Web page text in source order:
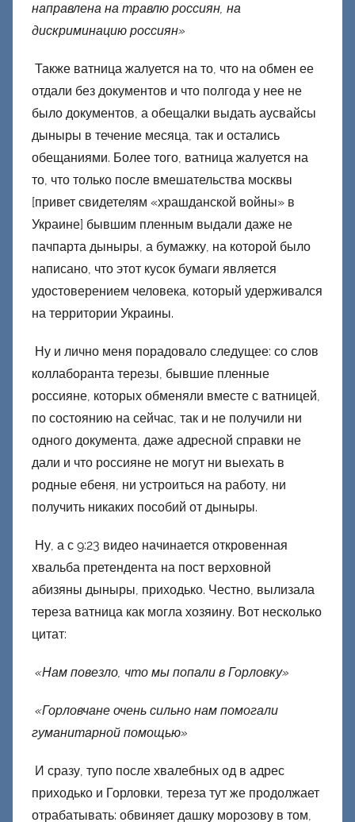
направлена на травлю россиян, на
дискриминацию россиян»
Также ватница жалуется на то, что на обмен ее
отдали без документов и что полгода у нее не
было документов, а обещалки выдать аусвайсы
дыныры в течение месяца, так и остались
обещаниями. Более того, ватница жалуется на
то, что только после вмешательства москвы
[привет свидетелям «храшданской войны» в
Украине] бывшим пленным выдали даже не
пачпарта дыныры, а бумажку, на которой было
написано, что этот кусок бумаги является
удостоверением человека, который удерживался
на территории Украины.
Ну и лично меня порадовало следущее: со слов
коллаборанта терезы, бывшие пленные
россияне, которых обменяли вместе с ватницей,
по состоянию на сейчас, так и не получили ни
одного документа, даже адресной справки не
дали и что россияне не могут ни выехать в
родные ебеня, ни устроиться на работу, ни
получить никаких пособий от дыныры.
Ну, а с 9:23 видео начинается откровенная
хвальба претендента на пост верховной
абизяны дыныры, приходько. Честно, вылизала
тереза ватница как могла хозяину. Вот несколько
цитат:
«Нам повезло, что мы попали в Горловку»
«Горловчане очень сильно нам помогали
гуманитарной помощью»
И сразу, тупо после хвалебных од в адрес
приходько и Горловки, тереза тут же продолжает
отрабатывать: обвиняет дашку морозову в том,